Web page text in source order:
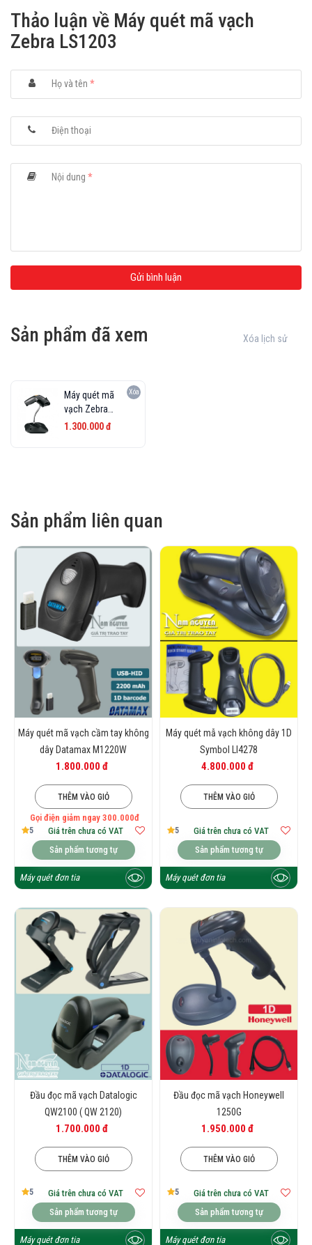
Thảo luận về Máy quét mã vạch
Zebra LS1203
Họ và tên *
Điện thoại
Nội dung *
Sản phẩm đã xem Xóa lịch sử
Xóa
Máy quét mã
vạch Zebra
LS1203
1.300.000 đ
Sản phẩm liên quan
Máy quét mã vạch cầm tay không
dây Datamax M1220W
1.800.000 đ
THÊM VÀO GIỎ
Gọi điện giảm ngay 300.000đ
5
Giá trên chưa có VAT
Sản phẩm tương tự
Máy quét đơn tia
Máy quét mẫ vạch không dây 1D
Symbol LI4278
4.800.000 đ
THÊM VÀO GIỎ
5
Giá trên chưa có VAT
Sản phẩm tương tự
Máy quét đơn tia
Đầu đọc mã vạch Datalogic
QW2100 ( QW 2120)
1.700.000 đ
THÊM VÀO GIỎ
5
Giá trên chưa có VAT
Sản phẩm tương tự
Máy quét đơn tia
Đầu đọc mã vạch Honeywell
1250G
1.950.000 đ
THÊM VÀO GIỎ
5
Giá trên chưa có VAT
Sản phẩm tương tự
Máy quét đơn tia